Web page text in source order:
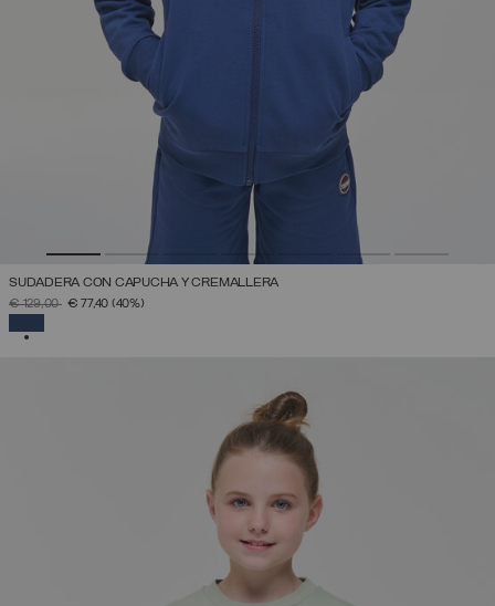
SUDADERA CON CAPUCHA Y CREMALLERA
PRECIO REBAJADO DE
€ 129,00A€ 77,40 (40%)